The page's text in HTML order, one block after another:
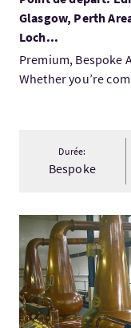
Glasgow, Perth
Loch...
Premium, Bespoke
Whether you’re
Durée:
Bespoke
Visitez:Highland